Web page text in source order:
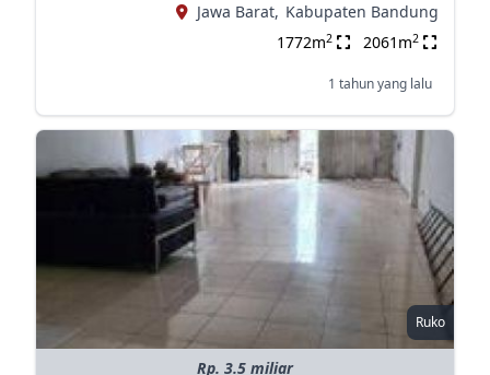
Jawa Barat, Kabupaten Bandung
1772m2 2061m2
1 tahun yang lalu
Ruko
Rp. 3.5 miliar